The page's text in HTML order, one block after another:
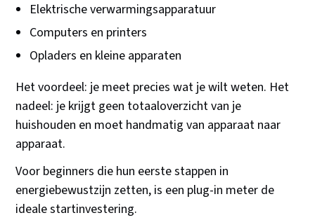
Elektrische verwarmingsapparatuur
Computers en printers
Opladers en kleine apparaten
Het voordeel: je meet precies wat je wilt weten. Het
nadeel: je krijgt geen totaaloverzicht van je
huishouden en moet handmatig van apparaat naar
apparaat.
Voor beginners die hun eerste stappen in
energiebewustzijn zetten, is een plug-in meter de
ideale startinvestering.